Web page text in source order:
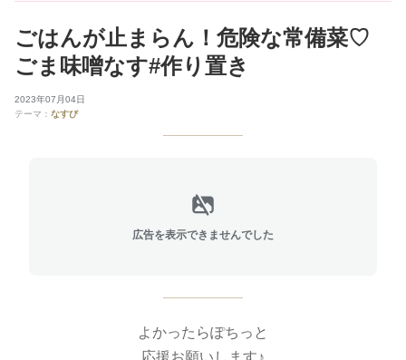
ごはんが止まらん！危険な常備菜♡
ごま味噌なす#作り置き
2023年07月04日
テーマ： なすび
広告を表示できませんでした
よかったらぽちっと
応援お願いします♪